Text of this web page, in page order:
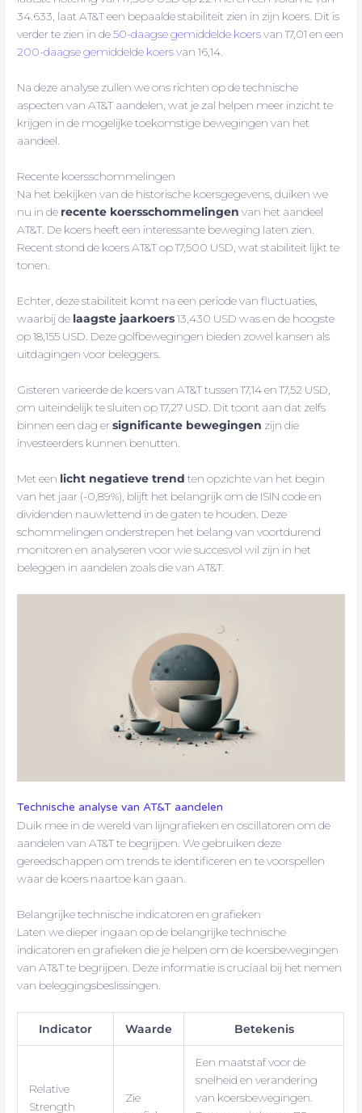
34.633, laat AT&T een bepaalde stabiliteit zien in zijn koers. Dit is
verder te zien in de50-daagse gemiddelde koersvan 17,01 en een
200-daagse gemiddelde koersvan 16,14.
Na deze analyse zullen we ons richten op de technische
aspecten van AT&T aandelen, wat je zal helpen meer inzicht te
krijgen in de mogelijke toekomstige bewegingen van het
aandeel.
Recente koersschommelingen
Na het bekijken van de historische koersgegevens, duiken we
nu in de recente koersschommelingen van het aandeel
AT&T. De koers heeft een interessante beweging laten zien.
Recent stond de koers AT&T op 17,500 USD, wat stabiliteit lijkt te
tonen.
Echter, deze stabiliteit komt na een periode van fluctuaties,
waarbij de laagste jaarkoers13,430 USD was en de hoogste
op 18,155 USD. Deze golfbewegingen bieden zowel kansen als
uitdagingen voor beleggers.
Gisteren varieerde de koers van AT&T tussen 17,14 en 17,52 USD,
om uiteindelijk te sluiten op 17,27 USD. Dit toont aan dat zelfs
binnen een dag ersignificante bewegingen zijn die
investeerders kunnen benutten.
Met een licht negatieve trend ten opzichte van het begin
van het jaar (-0,89%), blijft het belangrijk om de ISIN code en
dividenden nauwlettend in de gaten te houden. Deze
schommelingen onderstrepen het belang van voortdurend
monitoren en analyseren voor wie succesvol wil zijn in het
beleggen in aandelen zoals die van AT&T.
Technische analyse van AT&T aandelen
Duik mee in de wereld van lijngrafieken en oscillatoren om de
aandelen van AT&T te begrijpen. We gebruiken deze
gereedschappen om trends te identificeren en te voorspellen
waar de koers naartoe kan gaan.
Belangrijke technische indicatoren en grafieken
Laten we dieper ingaan op de belangrijke technische
indicatoren en grafieken die je helpen om de koersbewegingen
van AT&T te begrijpen. Deze informatie is cruciaal bij het nemen
van beleggingsbeslissingen.
Indicator Waarde Betekenis
Relative
Strength
Zie
Een maatstaf voor de
snelheid en verandering
van koersbewegingen.